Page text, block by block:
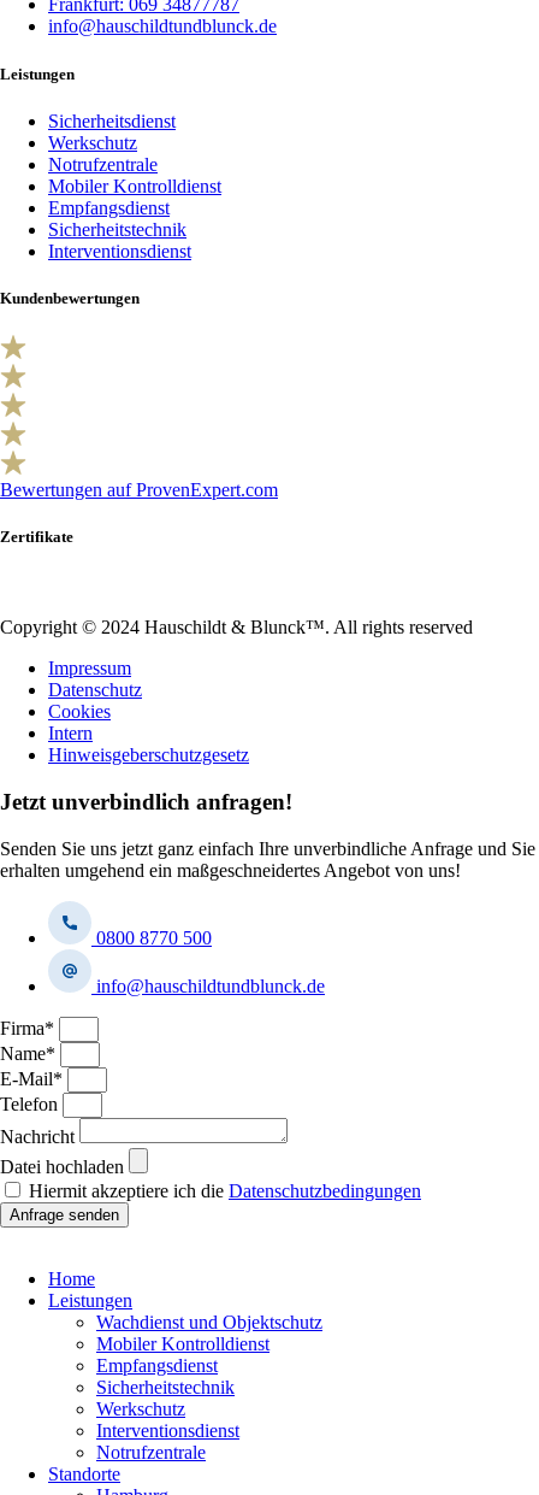
Frankfurt: 069 34877787
info@hauschildtundblunck.de
Leistungen
Sicherheitsdienst
Werkschutz
Notrufzentrale
Mobiler Kontrolldienst
Empfangsdienst
Sicherheitstechnik
Interventionsdienst
Kundenbewertungen
Bewertungen auf ProvenExpert.com
Zertifikate
Copyright © 2024 Hauschildt & Blunck™. All rights reserved
Impressum
Datenschutz
Cookies
Intern
Hinweisgeberschutzgesetz
Jetzt unverbindlich anfragen!
Senden Sie uns jetzt ganz einfach Ihre unverbindliche Anfrage und Sie
erhalten umgehend ein maßgeschneidertes Angebot von uns!
0800 8770 500
info@hauschildtundblunck.de
Firma*
Name*
E-Mail*
Telefon
Nachricht
Datei hochladen
Hiermit akzeptiere ich die Datenschutzbedingungen
Anfrage senden
Home
Leistungen
Wachdienst und Objektschutz
Mobiler Kontrolldienst
Empfangsdienst
Sicherheitstechnik
Werkschutz
Interventionsdienst
Notrufzentrale
Standorte